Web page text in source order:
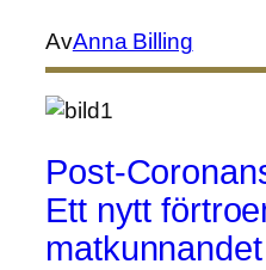
AvAnna Billing
Post-
Ett nytt
matkunnandet